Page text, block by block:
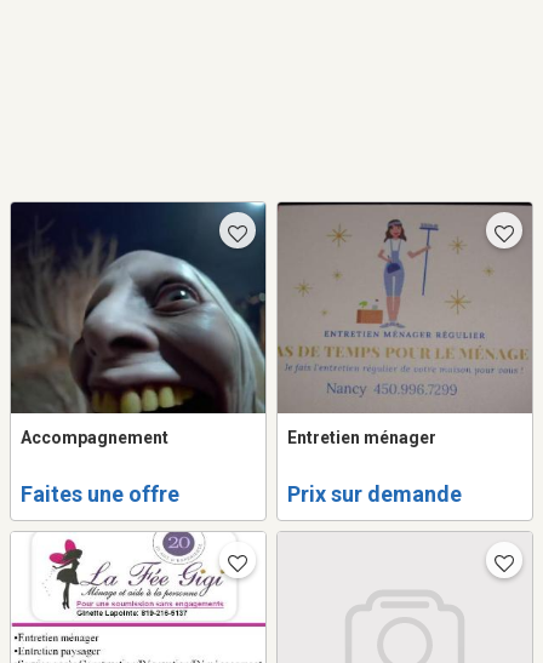
Accompagnement
Faites une offre
Entretien ménager
Prix sur demande